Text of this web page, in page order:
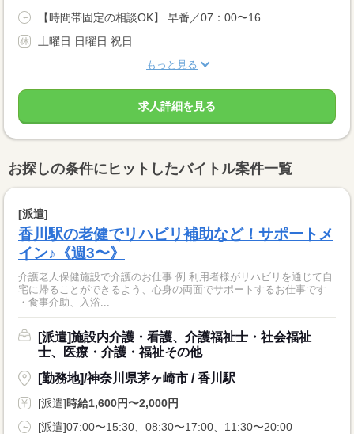
【時間帯固定の相談OK】 早番／07：00〜16...
土曜日 日曜日 祝日
もっと見る
求人詳細を見る
お探しの条件にヒットしたバイトル案件一覧
[派遣]
香川駅の老健でリハビリ補助など！サポートメ
イン♪《週3〜》
介護老人保健施設で介護のお仕事 例 利用者様がリハビリを通じて自
宅に帰ることができるよう、心身の両面でサポートするお仕事です
・食事介助、入浴...
[派遣]施設内介護・看護、介護福祉士・社会福祉
士、医療・介護・福祉その他
[勤務地]/神奈川県茅ヶ崎市 / 香川駅
[派遣]時給1,600円〜2,000円
[派遣]07:00〜15:30、08:30〜17:00、11:30〜20:00